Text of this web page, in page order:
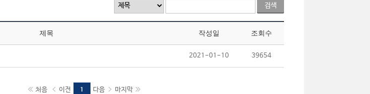
제목 작성일 조회수
2021-01-10 39654
처음 이전 1 다음 마지막